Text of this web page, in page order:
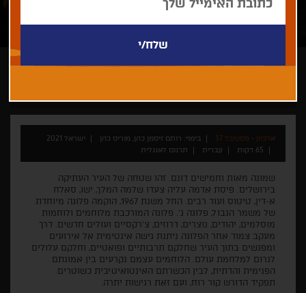
ארכיון - פסטיבל 37 בימוי: רותם זיסמן כהן, מוריס כהן
ישראל 2021
65 דקות
עברית תרגום לאנגלית
שמונה מאות וחמישים דונם. זהו שטחה של העיר העתיקה
בירושלים. פיסת אדמה עליה צעדו שלמה המלך, ישו, סאלח
א-דין, טיטוס ועוד רבים. החל משנת 1967, הוקמה פלוגה מיוחדת
של משמר הגבול, פלוגה ג'. פלוגה המורכבת מלוחמים ולוחמות
מוסלמים, יהודים, נוצרים, דרוזים, צ'רקסיים ועולים חדשים. דרך
מעקב צמוד אחר הפלוגה ניתנת גישה אינטימית אל אירועים
ומפגשים בתוך העיר שחלקם תרבותיים ופואטיים, וחלקם עלולים
לגרום למלחמת עולם. הלוחמים עצמם נקרעים בין אמונתם
הפנימית והדתית, לבין הכשרתם האינטואיטיבית כשוטרים.
תפקיד הדורש קור רוח, ועם זאת רגישות יתרה.